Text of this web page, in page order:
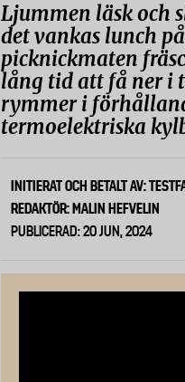
Ljummen läsk och
det vankas lunch
picknickmaten
lång tid att få ner i
rymmer i
termoelektriska
INITIERAT OCH BETALT AV:
REDAKTÖR: MALIN HEFVELIN
PUBLICERAD: 20 JUN, 2024